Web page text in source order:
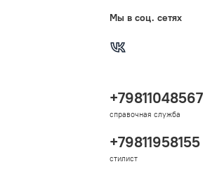
Мы в соц. сетях
+79811048567
справочная служба
+79811958155
стилист